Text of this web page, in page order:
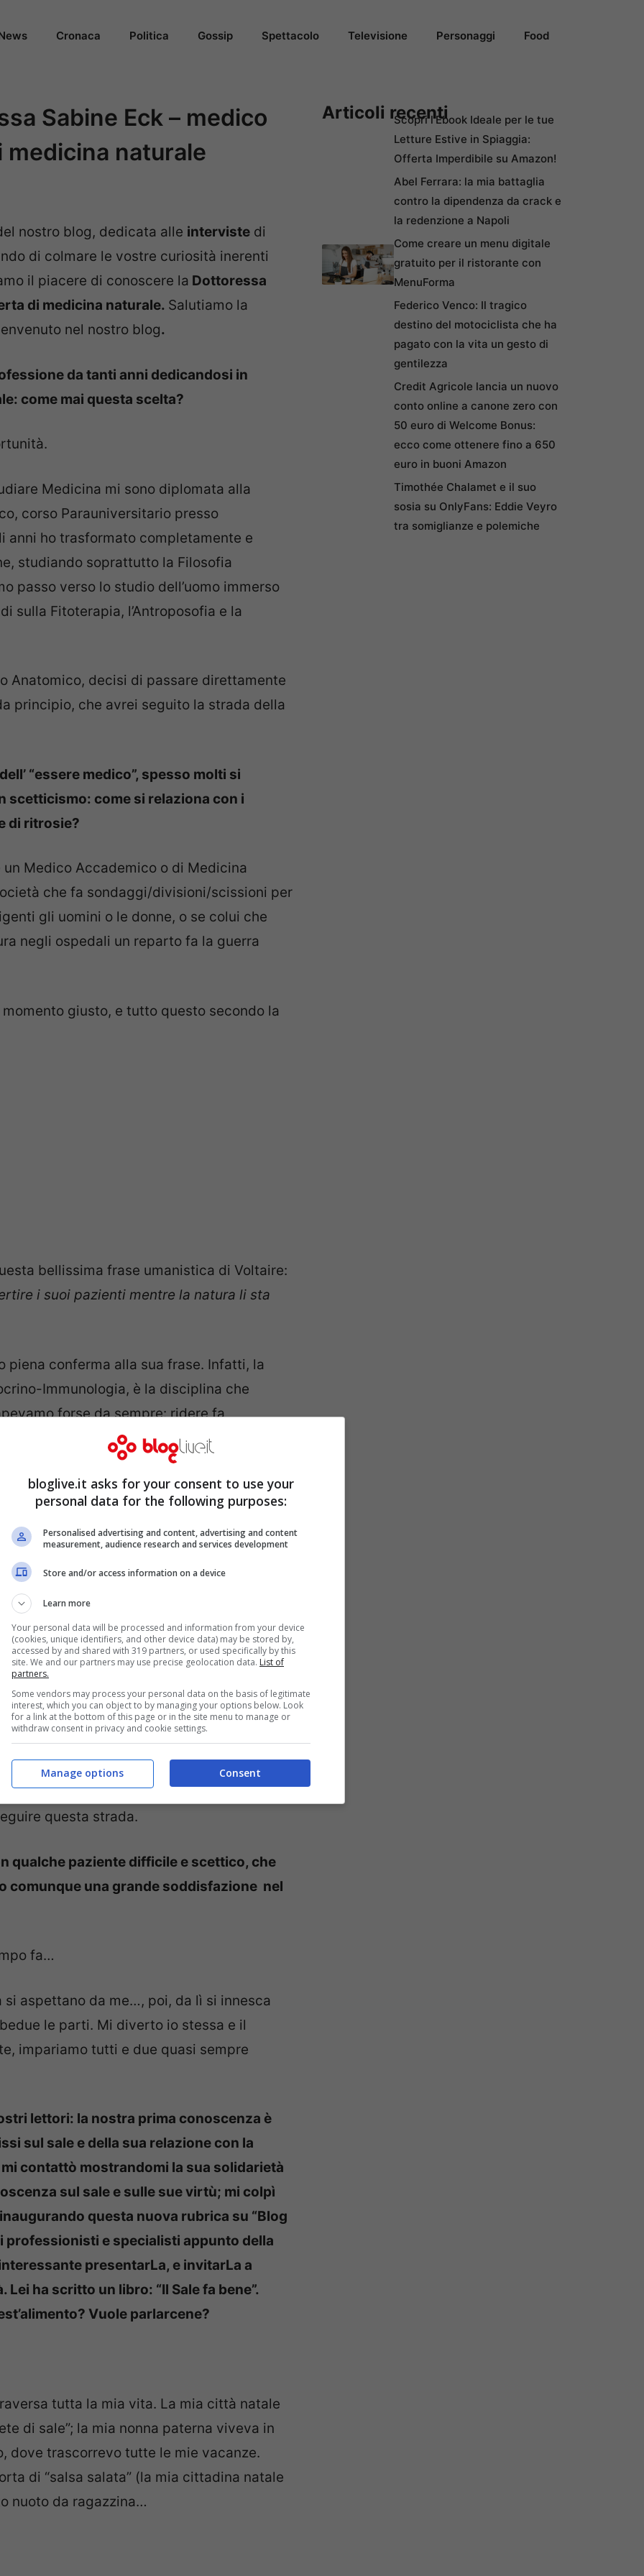
Cronaca Politica Gossip Spettacolo Televisione Personaggi Food
Sabine Eck – medico
naturale
nostro blog, dedicata alle interviste di
di colmare le vostre curiosità inerenti
il piacere di conoscere la Dottoressa
di medicina naturale. Salutiamo la
nel nostro blog.
da tanti anni dedicandosi in
come mai questa scelta?
Medicina mi sono diplomata alla
corso Parauniversitario presso
anni ho trasformato completamente e
studiando soprattutto la Filosofia
passo verso lo studio dell’uomo immerso
sulla Fitoterapia, l’Antroposofia e la
Anatomico, decisi di passare direttamente
principio, che avrei seguito la strada della
“essere medico”, spesso molti si
scetticismo: come si relaziona con i
di ritrosie?
Medico Accademico o di Medicina
che fa sondaggi/divisioni/scissioni per
gli uomini o le donne, o se colui che
negli ospedali un reparto fa la guerra
giusto, e tutto questo secondo la
bellissima frase umanistica di Voltaire:
i suoi pazienti mentre la natura li sta
conferma alla sua frase. Infatti, la
Immunologia, è la disciplina che
forse da sempre: ridere fa
ma dimostrabile con tanto di dati clinici
emozionale propositivo e renderlo
lui stesso, sono le fondamenta sulle quali
mi percepisco come studiosa e quindi
del nostro organismo.
salvo pochissime eccezioni (tipo il
Da molto tempo ho smesso di “voler
è corretto eticamente e nemmeno
ci critica massicciamente senza aver
naturale.
da me per passa-parola di
a sentire un altro parere. Sempre più
questa strada.
qualche paziente difficile e scettico, che
comunque una grande soddisfazione nel
fa…
aspettano da me…, poi, da lì si innesca
le parti. Mi diverto io stessa e il
impariamo tutti e due quasi sempre
lettori: la nostra prima conoscenza è
sul sale e della sua relazione con la
contattò mostrandomi la sua solidarietà
sul sale e sulle sue virtù; mi colpì
questa nuova rubrica su “Blog
professionisti e specialisti appunto della
presentarLa, e invitarLa a
ha scritto un libro: “Il Sale fa bene”.
Vuole parlarcene?
tutta la mia vita. La mia città natale
di sale”; la mia nonna paterna viveva in
dove trascorrevo tutte le mie vacanze.
di “salsa salata” (la mia cittadina natale
nuoto da ragazzina…
Articoli recentiScopri l’Ebook Ideale per le tue
Letture Estive in Spiaggia:
Offerta Imperdibile su Amazon!
Abel Ferrara: la mia battaglia
contro la dipendenza da crack e
la redenzione a Napoli
Come creare un menu digitale
gratuito per il ristorante con
MenuForma
Federico Venco: Il tragico
destino del motociclista che ha
pagato con la vita un gesto di
gentilezza
Credit Agricole lancia un nuovo
conto online a canone zero con
50 euro di Welcome Bonus:
ecco come ottenere fino a 650
euro in buoni Amazon
Timothée Chalamet e il suo
sosia su OnlyFans: Eddie Veyro
tra somiglianze e polemiche
bloglive.it asks for your consent to use your
personal data for the following purposes:
Personalised advertising and content, advertising and content
measurement, audience research and services development
Store and/or access information on a device
Learn more
Your personal data will be processed and information from your device
(cookies, unique identifiers, and other device data) may be stored by,
accessed by and shared with 319 partners, or used specifically by this
site. We and our partners may use precise geolocation data. List of
partners.
Some vendors may process your personal data on the basis of legitimate
interest, which you can object to by managing your options below. Look
for a link at the bottom of this page or in the site menu to manage or
withdraw consent in privacy and cookie settings.
Consent
Manage options